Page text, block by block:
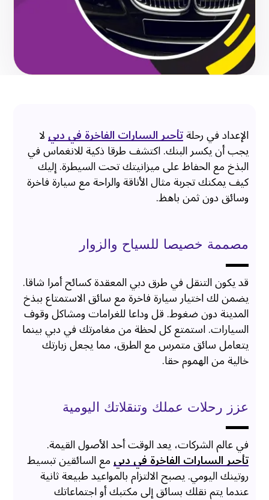
الإعداد في رحلةتأجير السيارات الفاخرة في دبيلا
يجب أن يكسر البنك. اكتشف طرقا ذكية للانغماس في
البذخ مع الحفاظ على ميزانيتك تحت السيطرة. إليك
كيف يمكنك تجربة مثال الأناقة والراحة مع سيارة فاخرة
وسائق دون ثمن باهظ.
مصممة خصيصا للسياح والزوار
قد يكون التنقل في طرق دبي المعقدة كسائح أمرا شاقا.
يضمن لك اختيار سيارة فاخرة مع سائق الاستمتاع ببذخ
المدينة دون ضغوط. قل وداعا للغرامات ومشاكل وقوف
السيارات. استمتع كل لحظة من مغامرتك في دبي بينما
يتعامل سائق متمرس مع الطرق، مما يجعل زيارتك
خالية من الهموم حقا.
عزز رحلات عملك وتنقلاتك اليومية
في عالم الشركات، يعد الوقت أحد الأصول القيمة.
تأجير السيارات الفاخرة في دبيمع السائقين تبسيط
روتينك اليومي. يصبح الالتزام بالمواعيد طبيعة ثانية
عندما يتم نقلك بسائق إلى مكتبك أو اجتماعاتك